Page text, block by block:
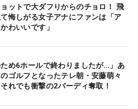
ットで大ダフりからのチョロ！ 飛
悔しがる女子アナにファンは「ア
わいいです」
ため6ホールで終わりましたが…」あ
ゴルフとなったテレ朝・安藤萌々
れでも衝撃の2バーディ奪取！